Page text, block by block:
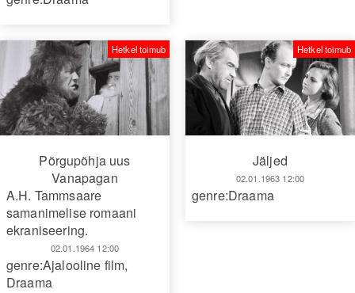
Põrgupõhja uus
Vanapagan
A.H. Tammsaare
samanimelise romaani
ekraniseering.
02.01.1964 12:00
Hetkel toimub
genre:Ajalooline film,
Draama
Jäljed
02.01.1963 12:00
Hetkel toimub
genre:Draama